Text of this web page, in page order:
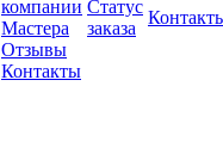
компании
Мастера
Отзывы
Контакты
Статус
заказа